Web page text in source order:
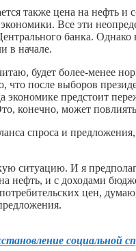
также цена на нефть и
Все эти
банка. Однако
в начале.
будет более-менее
после выборов
экономике предстоит
конечно, может
спроса и
ситуацию. И я
нефть, и с доходами
цен,
социальной